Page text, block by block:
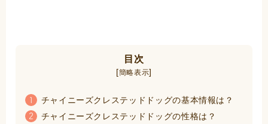
目次
[簡略表示]
1 チャイニーズクレステッドドッグの基本情報は？
2 チャイニーズクレステッドドッグの性格は？